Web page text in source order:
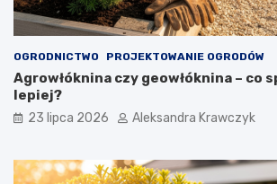
OGRODNICTWO PROJEKTOWANIE OGRODÓW
Agrowłóknina czy geowłóknina – co
lepiej?
23 lipca 2026 Aleksandra Krawczyk